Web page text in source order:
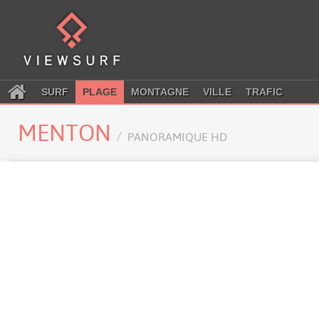
SURF PLAGE MONTAGNE VILLE TRAFIC
MENTON PANORAMIQUE HD